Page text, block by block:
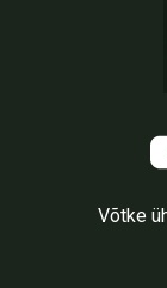
Võtke